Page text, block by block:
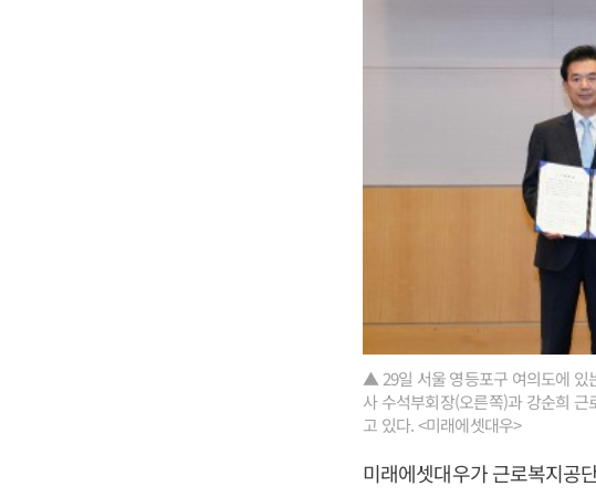
▲ 29일 서울 영등포구 여의도에 있
사 수석부회장(오른쪽)과 강순희
고 있다. <미래에셋대우>
미래에셋대우가 근로복지공